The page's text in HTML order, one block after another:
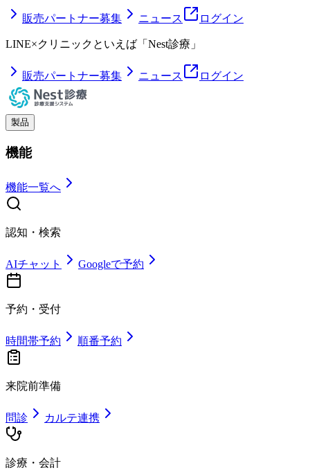
販売パートナー募集 ニュース ログイン
LINE×クリニックといえば「Nest診療」
販売パートナー募集 ニュース ログイン
製品
機能
機能一覧へ
認知・検索
AIチャット Googleで予約
予約・受付
時間帯予約 順番予約
来院前準備
問診 カルテ連携
診療・会計